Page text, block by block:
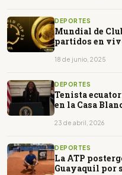
DEPORTES
Mundial de
partidos en
18 de junio, 2025
DEPORTES
Tenista
en la Casa
23 de abril, 2026
DEPORTES
La ATP
Guayaquil por